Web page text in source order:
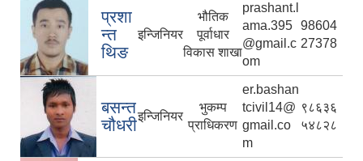
प्रशा
न्त
थिङ
इन्जिनियर
भौतिक
पूर्वाधार
विकास शाखा
prashant.l
ama.395
@gmail.c
om
98604
27378
बसन्त
चौधरीइन्जिनियर
भुकम्प
प्राधिकरण
er.bashan
tcivil14@
gmail.co
m
९८६३६
५४८२८